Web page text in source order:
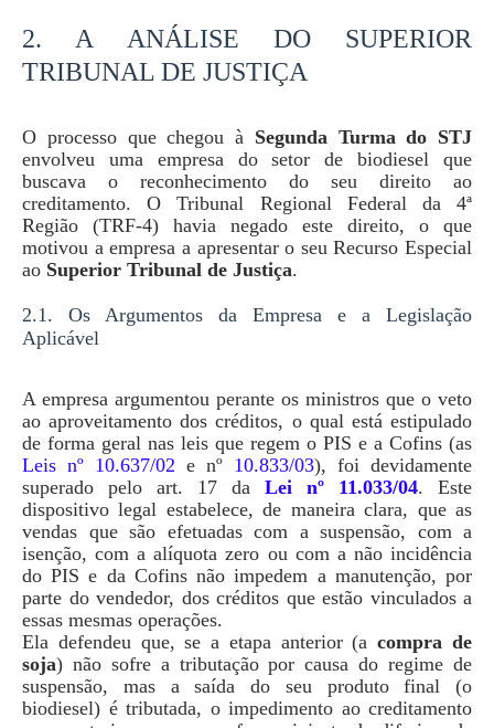
2. A ANÁLISE DO SUPERIOR
TRIBUNAL DE JUSTIÇA
O processo que chegou à Segunda Turma do STJ
envolveu uma empresa do setor de biodiesel que
buscava o reconhecimento do seu direito ao
creditamento. O Tribunal Regional Federal da 4ª
Região (TRF-4) havia negado este direito, o que
motivou a empresa a apresentar o seu Recurso Especial
ao Superior Tribunal de Justiça.
2.1. Os Argumentos da Empresa e a Legislação
Aplicável
A empresa argumentou perante os ministros que o veto
ao aproveitamento dos créditos, o qual está estipulado
de forma geral nas leis que regem o PIS e a Cofins (as
Leis nº 10.637/02 e nº 10.833/03), foi devidamente
superado pelo art. 17 da Lei nº 11.033/04. Este
dispositivo legal estabelece, de maneira clara, que as
vendas que são efetuadas com a suspensão, com a
isenção, com a alíquota zero ou com a não incidência
do PIS e da Cofins não impedem a manutenção, por
parte do vendedor, dos créditos que estão vinculados a
essas mesmas operações.
Ela defendeu que, se a etapa anterior (acompra de
soja) não sofre a tributação por causa do regime de
suspensão, mas a saída do seu produto final (o
biodiesel) é tributada, o impedimento ao creditamento